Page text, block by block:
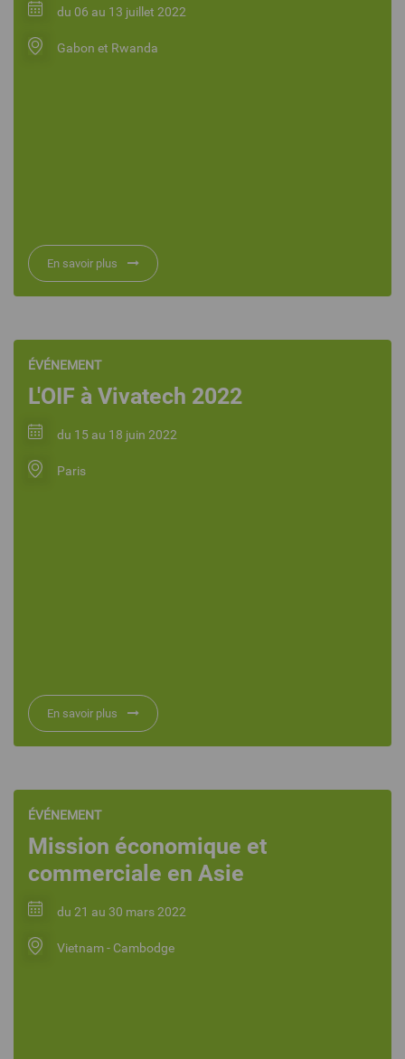
du 06 au 13 juillet 2022
Gabon et Rwanda
En savoir plus
ÉVÉNEMENT
L'OIF à Vivatech 2022
du 15 au 18 juin 2022
Paris
En savoir plus
ÉVÉNEMENT
Mission économique et
commerciale en Asie
du 21 au 30 mars 2022
Vietnam - Cambodge